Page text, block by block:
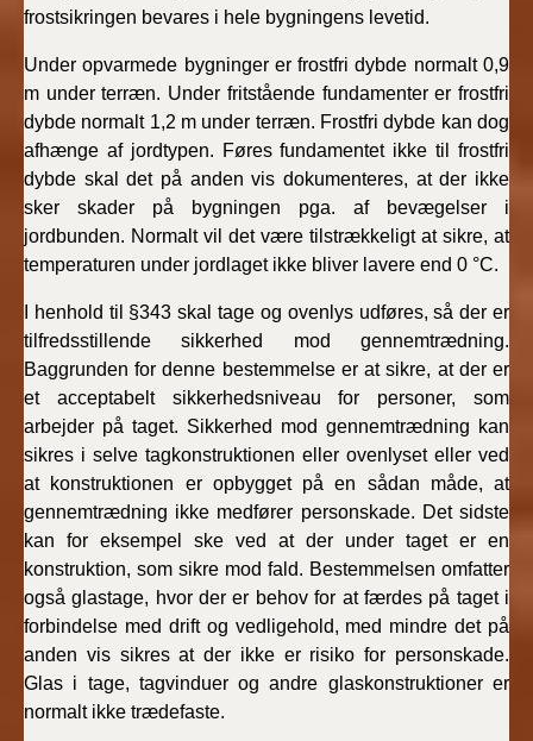
frostsikringen bevares i hele bygningens levetid.
Under opvarmede bygninger er frostfri dybde normalt 0,9
m under terræn. Under fritstående fundamenter er frostfri
dybde normalt 1,2 m under terræn. Frostfri dybde kan dog
afhænge af jordtypen. Føres fundamentet ikke til frostfri
dybde skal det på anden vis dokumenteres, at der ikke
sker skader på bygningen pga. af bevægelser i
jordbunden. Normalt vil det være tilstrækkeligt at sikre, at
temperaturen under jordlaget ikke bliver lavere end 0 °C.
I henhold til §343 skal tage og ovenlys udføres, så der er
tilfredsstillende sikkerhed mod gennemtrædning.
Baggrunden for denne bestemmelse er at sikre, at der er
et acceptabelt sikkerhedsniveau for personer, som
arbejder på taget. Sikkerhed mod gennemtrædning kan
sikres i selve tagkonstruktionen eller ovenlyset eller ved
at konstruktionen er opbygget på en sådan måde, at
gennemtrædning ikke medfører personskade. Det sidste
kan for eksempel ske ved at der under taget er en
konstruktion, som sikre mod fald. Bestemmelsen omfatter
også glastage, hvor der er behov for at færdes på taget i
forbindelse med drift og vedligehold, med mindre det på
anden vis sikres at der ikke er risiko for personskade.
Glas i tage, tagvinduer og andre glaskonstruktioner er
normalt ikke trædefaste.